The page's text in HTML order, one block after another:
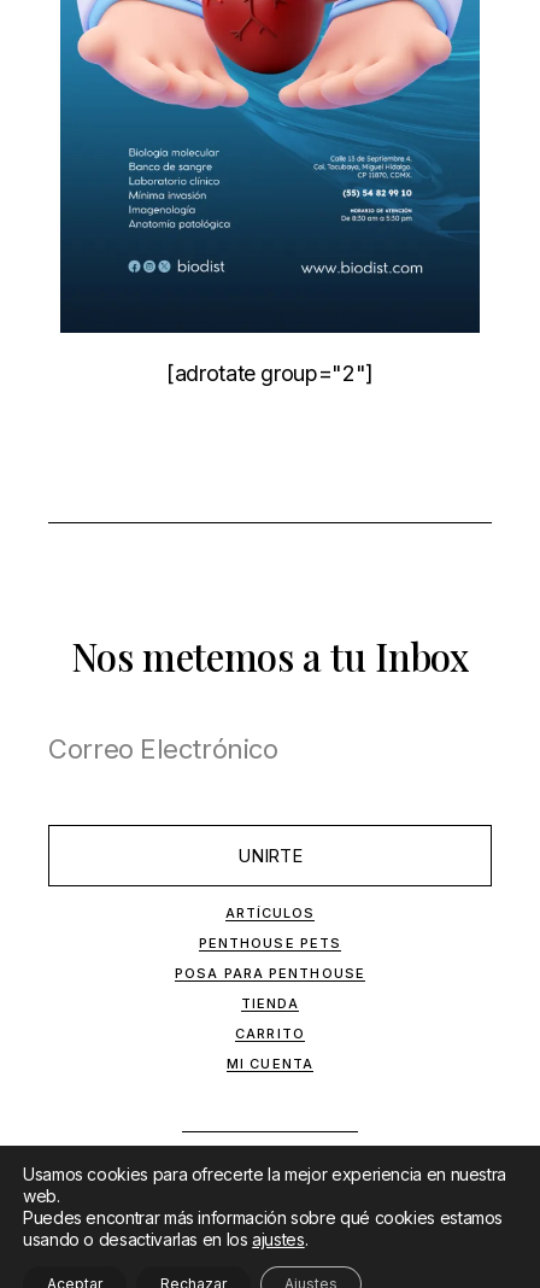
[adrotate group="2"]
Nos metemos a tu Inbox
UNIRTE
ARTÍCULOS
PENTHOUSE PETS
POSA PARA PENTHOUSE
TIENDA
CARRITO
MI CUENTA
Usamos cookies para ofrecerte la mejor experiencia en nuestra
web.
Puedes encontrar más información sobre qué cookies estamos
usando o desactivarlas en losajustes.
Aceptar Rechazar Ajustes